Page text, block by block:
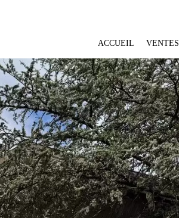
ACCUEIL VENTES